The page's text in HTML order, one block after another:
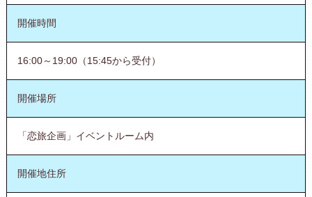
開催時間
16:00～19:00（15:45から受付）
開催場所
「恋旅企画」イベントルーム内
開催地住所